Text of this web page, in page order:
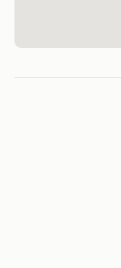
Uitgegeven: